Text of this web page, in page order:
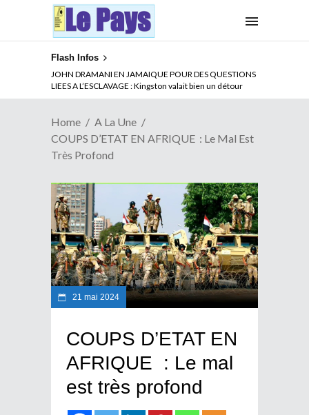
Flash Infos
ABSENCE PROLONGEE DE PAUL BIYA DU CAMEROUN :
Qui pilote le Cameroun ?
Home
A La Une
COUPS D’ETAT EN AFRIQUE : Le Mal Est
Très Profond
21 mai 2024
COUPS D’ETAT EN
AFRIQUE : Le mal
est très profond